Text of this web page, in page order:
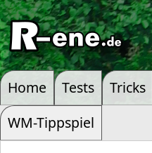
Home Tests Tricks
WM-Tippspiel